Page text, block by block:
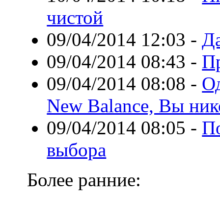
чистой
09/04/2014 12:03 -
09/04/2014 08:43 -
09/04/2014 08:08 -
New Balance, Вы
09/04/2014 08:05 -
выбора
Более ранние: